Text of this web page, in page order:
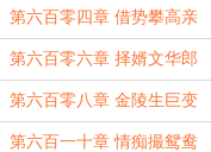
第六百零四章 借势攀高亲
第六百零六章 择婿文华郎
第六百零八章 金陵生巨变
第六百一十章 情痴撮鸳鸯